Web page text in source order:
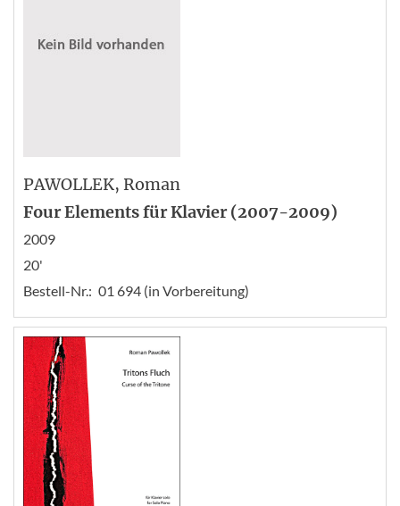
PAWOLLEK, Roman
Four Elements für Klavier (2007-2009)
2009
20'
Bestell-Nr.: 01 694 (in Vorbereitung)